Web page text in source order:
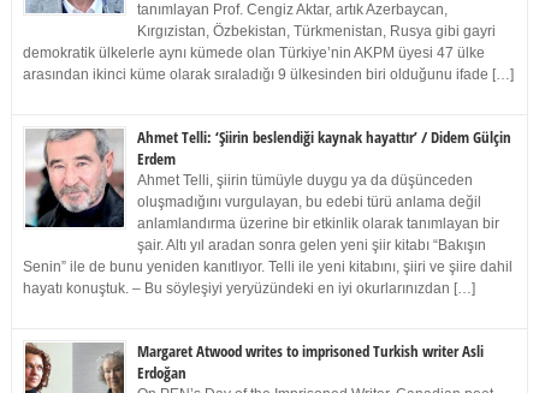
tanımlayan Prof. Cengiz Aktar, artık Azerbaycan,
Kırgızistan, Özbekistan, Türkmenistan, Rusya gibi gayri
demokratik ülkelerle aynı kümede olan Türkiye’nin AKPM üyesi 47 ülke
arasından ikinci küme olarak sıraladığı 9 ülkesinden biri olduğunu ifade […]
Ahmet Telli: ‘Şiirin beslendiği kaynak hayattır’ / Didem Gülçin
Erdem
Ahmet Telli, şiirin tümüyle duygu ya da düşünceden
oluşmadığını vurgulayan, bu edebi türü anlama değil
anlamlandırma üzerine bir etkinlik olarak tanımlayan bir
şair. Altı yıl aradan sonra gelen yeni şiir kitabı “Bakışın
Senin” ile de bunu yeniden kanıtlıyor. Telli ile yeni kitabını, şiiri ve şiire dahil
hayatı konuştuk. – Bu söyleşiyi yeryüzündeki en iyi okurlarınızdan […]
Margaret Atwood writes to imprisoned Turkish writer Asli
Erdoğan